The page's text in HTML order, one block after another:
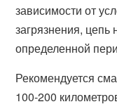
зависимости от
загрязнения,
определенной
Рекомендуется
100-200